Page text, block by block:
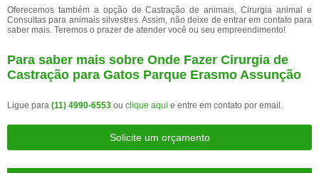
Oferecemos também a opção de Castração de animais, Cirurgia animal e
Consultas para animais silvestres. Assim, não deixe de entrar em contato para
saber mais. Teremos o prazer de atender você ou seu empreendimento!
Para saber mais sobre Onde Fazer Cirurgia de
Castração para Gatos Parque Erasmo Assunção
Ligue para (11) 4990-6553 ou clique aqui e entre em contato por email.
Solicite um orçamento